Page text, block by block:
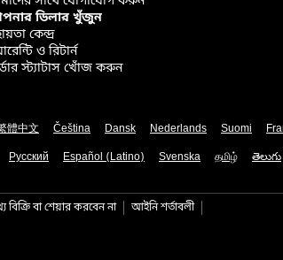
ডিলার খুঁজুন
কেন্দ্র
ও রিটার্ন
স্ট্যাটাস খোঁজ করুন
體中文 Čeština Dansk Nederlands Suomi
Русский
Español (Latino) Svenska தமிழ் తెలుగు
বা শেয়ার করবেন না আইনি শর্তাবলী